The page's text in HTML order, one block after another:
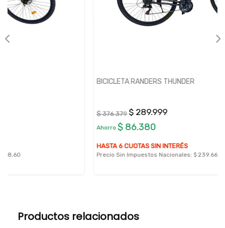
BICICLETA RANDERS THUNDER
HASTA 6 CUOTAS SIN INTERÉS
Precio Sin Impuestos Nacionales:$ 239.668,60
Productos relacionados